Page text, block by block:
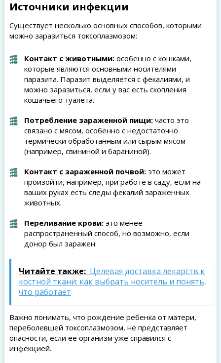
Источники инфекции
Существует несколько основных способов, которыми
можно заразиться токсоплазмозом:
Контакт с животными:особенно с кошками,
которые являются основными носителями
паразита. Паразит выделяется с фекалиями, и
можно заразиться, если у вас есть скопления
кошачьего туалета.
Потребление зараженной пищи:часто это
связано с мясом, особенно с недостаточно
термически обработанным или сырым мясом
(например, свининой и бараниной).
Контакт с зараженной почвой:это может
произойти, например, при работе в саду, если на
ваших руках есть следы фекалий зараженных
животных.
Переливание крови:это менее
распространенный способ, но возможно, если
донор был заражен.
Читайте также: Целевая доставка лекарств к
костной ткани: как выбрать носитель и понять,
что работает
Важно понимать, что рождение ребенка от матери,
переболевшей токсоплазмозом, не представляет
опасности, если ее организм уже справился с
инфекцией.